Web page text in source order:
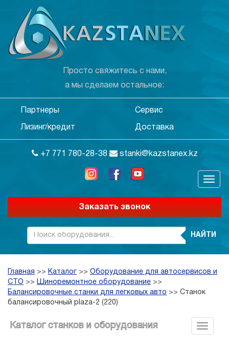
Просто свяжитесь с нами,
а мы сделаем остальное:
Партнеры Сервис
Лизинг/кредит Доставка
+7 771 780-28-38 stanki@kazstanex.kz
Заказать звонок
НАЙТИ
Главная >> Каталог >> Оборудование для автосервисов и
СТО >> Шиноремонтное оборудование >>
Балансировочные станки для легковых авто >> Станок
балансировочный plaza-2 (220)
Каталог станков и оборудования